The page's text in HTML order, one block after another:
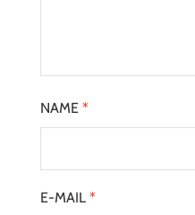
NAME *
E-MAIL *